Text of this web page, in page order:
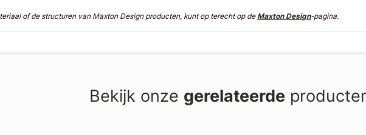
of de structuren van Maxton Design producten, kunt op terecht op de Maxton Design-pagina.
Bekijk onze gerelateerde